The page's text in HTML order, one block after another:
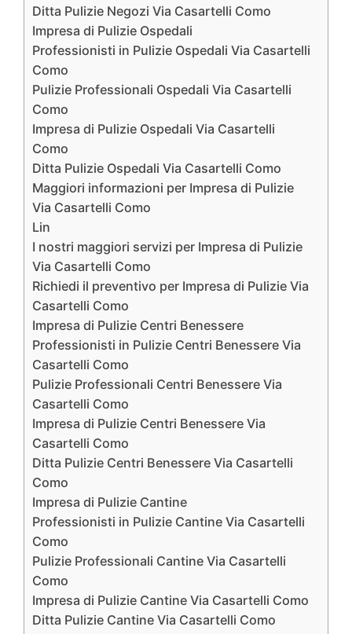
Ditta Pulizie Negozi Via Casartelli Como
Impresa di Pulizie Ospedali
Professionisti in Pulizie Ospedali Via Casartelli
Como
Pulizie Professionali Ospedali Via Casartelli
Como
Impresa di Pulizie Ospedali Via Casartelli
Como
Ditta Pulizie Ospedali Via Casartelli Como
Maggiori informazioni per Impresa di Pulizie
Via Casartelli Como
Lin
I nostri maggiori servizi per Impresa di Pulizie
Via Casartelli Como
Richiedi il preventivo per Impresa di Pulizie Via
Casartelli Como
Impresa di Pulizie Centri Benessere
Professionisti in Pulizie Centri Benessere Via
Casartelli Como
Pulizie Professionali Centri Benessere Via
Casartelli Como
Impresa di Pulizie Centri Benessere Via
Casartelli Como
Ditta Pulizie Centri Benessere Via Casartelli
Como
Impresa di Pulizie Cantine
Professionisti in Pulizie Cantine Via Casartelli
Como
Pulizie Professionali Cantine Via Casartelli
Como
Impresa di Pulizie Cantine Via Casartelli Como
Ditta Pulizie Cantine Via Casartelli Como